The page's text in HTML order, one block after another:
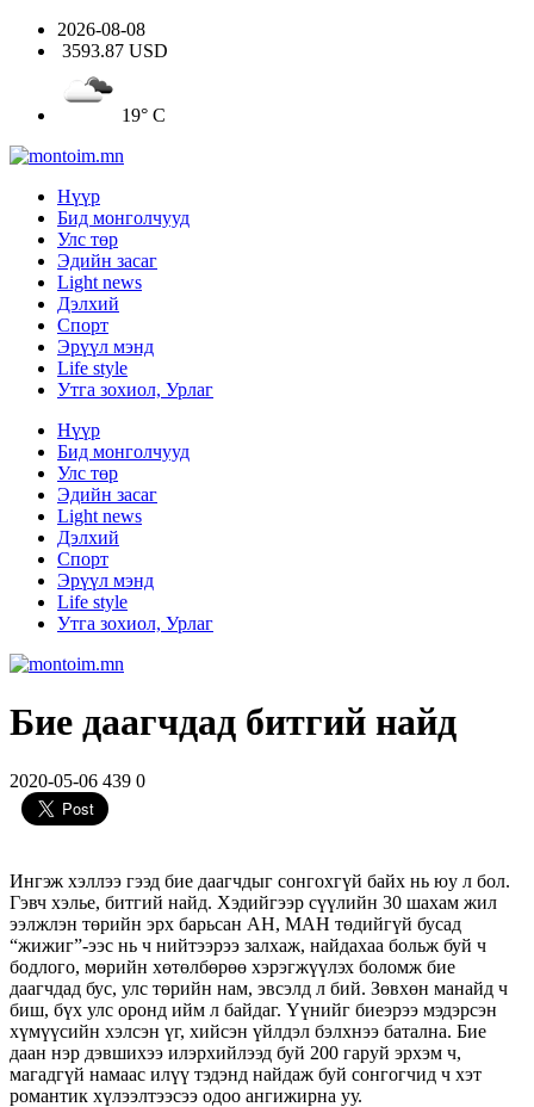
2026-08-08
3593.87 USD
19° C
Нүүр
Бид монголчууд
Улс төр
Эдийн засаг
Light news
Дэлхий
Спорт
Эрүүл мэнд
Life style
Утга зохиол, Урлаг
Нүүр
Бид монголчууд
Улс төр
Эдийн засаг
Light news
Дэлхий
Спорт
Эрүүл мэнд
Life style
Утга зохиол, Урлаг
Бие даагчдад битгий найд
2020-05-06 439 0
Ингэж хэллээ гээд бие даагчдыг сонгохгүй байх нь юу л бол.
Гэвч хэлье, битгий найд. Хэдийгээр сүүлийн 30 шахам жил
ээлжлэн төрийн эрх барьсан АН, МАН төдийгүй бусад
“жижиг”-ээс нь ч нийтээрээ залхаж, найдахаа больж буй ч
бодлого, мөрийн хөтөлбөрөө хэрэгжүүлэх боломж бие
даагчдад бус, улс төрийн нам, эвсэлд л бий. Зөвхөн манайд ч
биш, бүх улс оронд ийм л байдаг. Үүнийг биеэрээ мэдэрсэн
хүмүүсийн хэлсэн үг, хийсэн үйлдэл бэлхнээ батална. Бие
даан нэр дэвшихээ илэрхийлээд буй 200 гаруй эрхэм ч,
магадгүй намаас илүү тэдэнд найдаж буй сонгогчид ч хэт
романтик хүлээлтээсээ одоо ангижирна уу.